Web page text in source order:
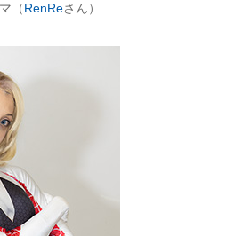
イト
ア
前線
の話題
（RenReさん）